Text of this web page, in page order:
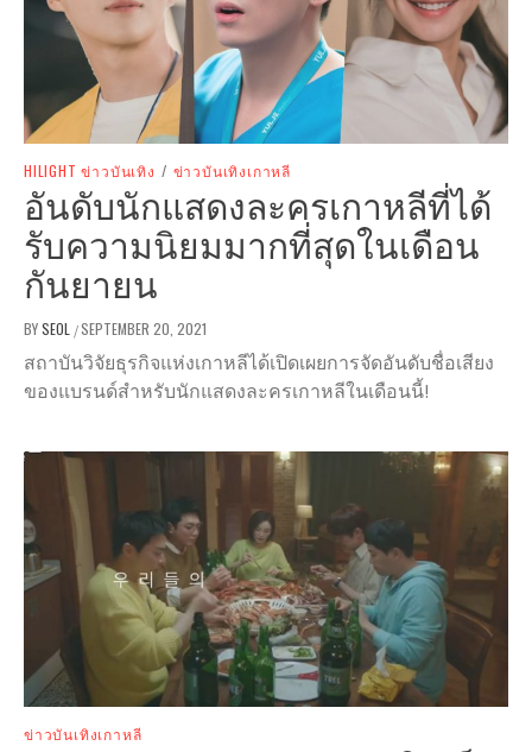
HILIGHT ข่าวบันเทิง / ข่าวบันเทิงเกาหลี
อันดับนักแสดงละครเกาหลีที่ได้
รับความนิยมมากที่สุดในเดือน
กันยายน
BYSEOL /SEPTEMBER 20, 2021
สถาบันวิจัยธุรกิจแห่งเกาหลีได้เปิดเผยการจัดอันดับชื่อเสียง
ของแบรนด์สำหรับนักแสดงละครเกาหลีในเดือนนี้!
ข่าวบันเทิงเกาหลี